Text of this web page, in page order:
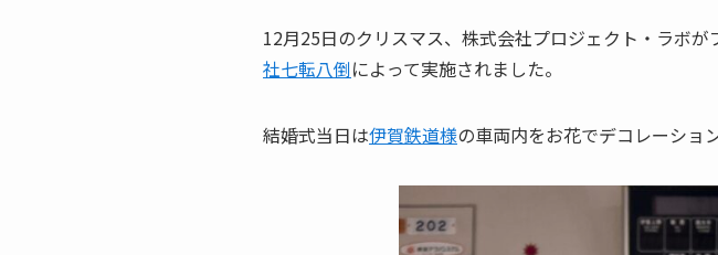
12月25日のクリスマス、株式会社プロジェクト・ラボ
社七転八倒によって実施されました。
結婚式当日は伊賀鉄道様の車両内をお花でデコレーション